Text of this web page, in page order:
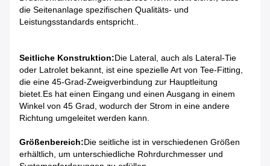
die Seitenanlage spezifischen Qualitäts- und
Leistungsstandards entspricht..
Seitliche Konstruktion:Die Lateral, auch als Lateral-Tie
oder Latrolet bekannt, ist eine spezielle Art von Tee-Fitting,
die eine 45-Grad-Zweigverbindung zur Hauptleitung
bietet.Es hat einen Eingang und einen Ausgang in einem
Winkel von 45 Grad, wodurch der Strom in eine andere
Richtung umgeleitet werden kann.
Größenbereich:Die seitliche ist in verschiedenen Größen
erhältlich, um unterschiedliche Rohrdurchmesser und